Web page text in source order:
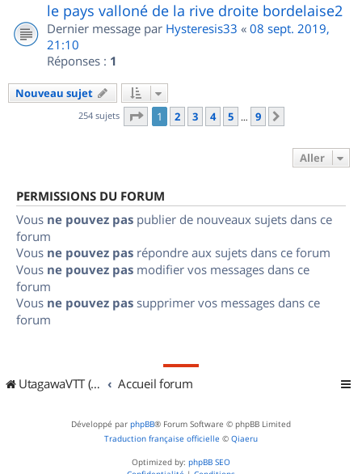
le pays valloné de la rive droite bordelaise2
Dernier message par Hysteresis33 « 08 sept. 2019,
21:10
Réponses : 1
Nouveau sujet
254 sujets Page 1sur
1 2 3 4 5 … 9
Aller
PERMISSIONS DU FORUM
Vous ne pouvez pas publier de nouveaux sujets dans ce
forum
Vous ne pouvez pas répondre aux sujets dans ce forum
Vous ne pouvez pas modifier vos messages dans ce
forum
Vous ne pouvez pas supprimer vos messages dans ce
forum
UtagawaVTT (Randos VTT et VTTAE avec traces GPS) Accueil forum
Développé par phpBB® Forum Software © phpBB Limited
Traduction française officielle © Qiaeru
Optimized by: phpBB SEO